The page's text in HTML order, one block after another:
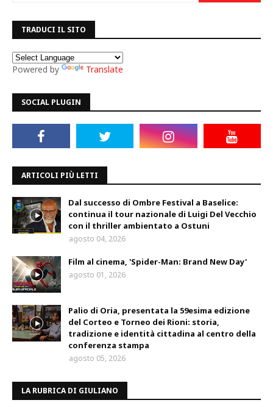
TRADUCI IL SITO
Powered by Translate
SOCIAL PLUGIN
ARTICOLI PIÙ LETTI
Dal successo di Ombre Festival a Baselice:
continua il tour nazionale di Luigi Del Vecchio
con il thriller ambientato a Ostuni
agosto 04, 2026
Film al cinema, 'Spider-Man: Brand New Day'
agosto 01, 2026
Palio di Oria, presentata la 59esima edizione
del Corteo e Torneo dei Rioni: storia,
tradizione e identità cittadina al centro della
conferenza stampa
agosto 05, 2026
LA RUBRICA DI GIULIANO